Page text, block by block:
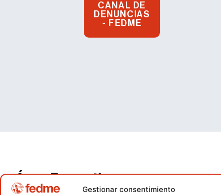
Gestionar consentimiento
CANAL DE
DENUNCIAS
- FEDME
Área Deportiva